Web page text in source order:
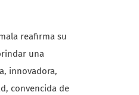
reafirma su
una
innovadora,
convencida de